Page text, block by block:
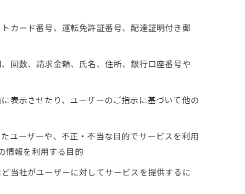
カード番号、運転免許証番号、配達証明付き郵
回数、請求金額、氏名、住所、銀行口座番号や
表示させたり、ユーザーのご指示に基づいて他の
ユーザーや、不正・不当な目的でサービスを利用
情報を利用する目的
当社がユーザーに対してサービスを提供するに